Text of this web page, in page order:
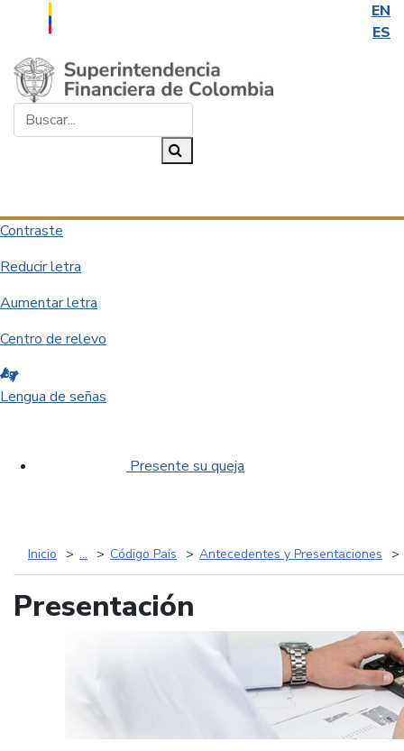
EN
ES
Saltar al contenido principal
Contraste
Reducir letra
Aumentar letra
Centro de relevo
Lengua de señas
Presente su queja
Inicio ... Código País Antecedentes y Presentaciones
Presentación